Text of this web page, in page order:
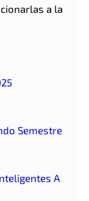
a la
Semestre
A